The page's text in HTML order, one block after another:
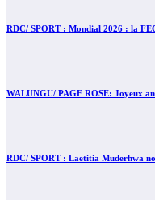
RDC/ SPORT : Mondial 2026 : la
WALUNGU/ PAGE ROSE: Joyeux
RDC/ SPORT : Laetitia Muderhwa